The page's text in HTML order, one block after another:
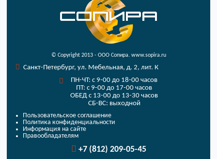
© Copyright 2013 - ООО Сопира. www.sopira.ru
Санкт-Петербург, ул. Мебельная, д. 2, лит. К
ПН-ЧТ: с 9-00 до 18-00 часов
ПТ: с 9-00 до 17-00 часов
ОБЕД с 13-00 до 13-30 часов
СБ-ВС: выходной
Пользовательское соглашение
Политика конфиденциальности
Информация на сайте
Правообладателям
+7 (812) 209-05-45